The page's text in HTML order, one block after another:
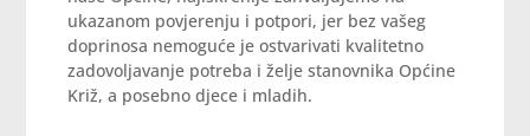
ukazanom povjerenju i potpori, jer bez vašeg
doprinosa nemoguće je ostvarivati kvalitetno
zadovoljavanje potreba i želje stanovnika Općine
Križ, a posebno djece i mladih.